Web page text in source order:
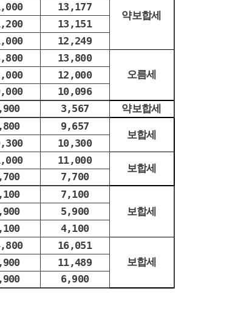
약보합세
13,177
13,151
12,249
13,800
오름세
12,000
10,096
3,567 약보합세
9,657
보합세
10,300
11,000
보합세
7,700
7,100
보합세
5,900
4,100
16,051
보합세
11,489
6,900